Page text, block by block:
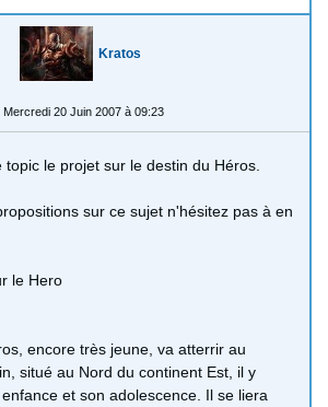
Kratos
Mercredi 20 Juin 2007 à 09:23
le projet sur le destin du Héros.
sur ce sujet n'hésitez pas à en
le Hero
encore très jeune, va atterrir au
situé au Nord du continent Est, il y
et son adolescence. Il se liera